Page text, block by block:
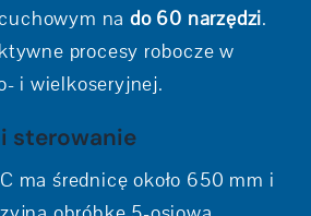
na do 60 narzędzi.
procesy robocze w
i wielkoseryjnej.
sterowanie
ma średnicę około 650 mm i